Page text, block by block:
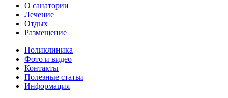
О санатории
Лечение
Отдых
Размещение
Поликлиника
Фото и видео
Контакты
Полезные статьи
Информация